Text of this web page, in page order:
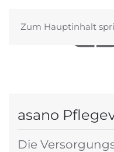
Zum Hauptinhalt
asano
Die